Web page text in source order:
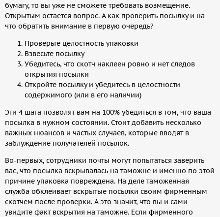
бумагу, то вы уже не сможете требовать возмещение.
Открытым остается вопрос. А как проверить посылку и на
что обратить внимание в первую очередь?
Проверьте целостность упаковки
Взвесьте посылку
Убедитесь, что скотч наклеен ровно и нет следов
открытия посылки
Откройте посылку и убедитесь в целостности
содержимого (или в его наличии)
Эти 4 шага позволят вам на 100% убедиться в том, что ваша
посылка в нужном состоянии. Стоит добавить несколько
важных нюансов и частых случаев, которые вводят в
заблуждение получателей посылок.
Во-первых, сотрудники почты могут попытаться заверить
вас, что посылка вскрывалась на таможне и именно по этой
причине упаковка повреждена. На деле таможенная
служба обклеивает вскрытые посылки своим фирменным
скотчем после проверки. А это значит, что вы и сами
увидите факт вскрытия на таможне. Если фирменного